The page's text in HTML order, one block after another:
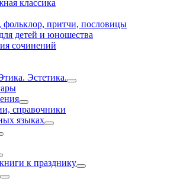
классика
фольклор, притчи, пословицы
детей и юношества
сочинений
Эстетика.
справочники
языках
к празднику